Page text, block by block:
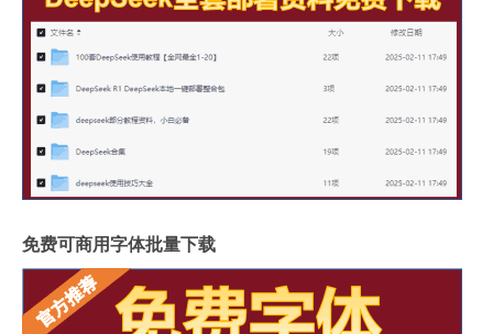
免费可商用字体批量下载